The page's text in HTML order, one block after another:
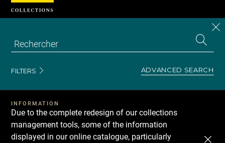
FILTERS ADVANCED SEARCH
INFORMATION
Due to the complete redesign of our collections
management tools, some of the information
displayed in our online catalogue, particularly
Cookies management panel